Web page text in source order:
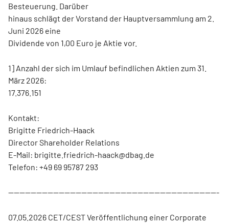
Besteuerung. Darüber
hinaus schlägt der Vorstand der Hauptversammlung am 2.
Juni 2026 eine
Dividende von 1,00 Euro je Aktie vor.
1] Anzahl der sich im Umlauf befindlichen Aktien zum 31.
März 2026:
17.376.151
Kontakt:
Brigitte Friedrich-Haack
Director Shareholder Relations
E-Mail: brigitte.friedrich-haack@dbag.de
Telefon: +49 69 95787 293
---------------------------------------------------------------------------
07.05.2026 CET/CEST Veröffentlichung einer Corporate